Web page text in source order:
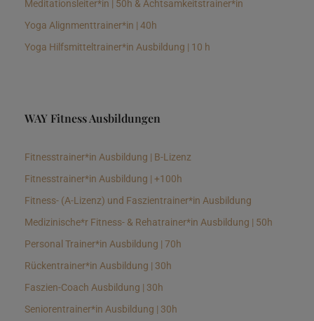
Meditationsleiter*in | 50h & Achtsamkeitstrainer*in
Yoga Alignmenttrainer*in | 40h
Yoga Hilfsmitteltrainer*in Ausbildung | 10 h
WAY Fitness Ausbildungen
Fitnesstrainer*in Ausbildung | B-Lizenz
Fitnesstrainer*in Ausbildung | +100h
Fitness- (A-Lizenz) und Faszientrainer*in Ausbildung
Medizinische*r Fitness- & Rehatrainer*in Ausbildung | 50h
Personal Trainer*in Ausbildung | 70h
Rückentrainer*in Ausbildung | 30h
Faszien-Coach Ausbildung | 30h
Seniorentrainer*in Ausbildung | 30h